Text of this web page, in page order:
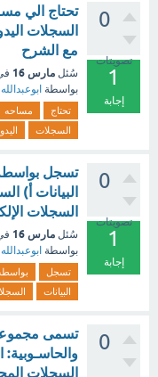
0
تصويتات
1
إجابة
تحتاج الي
السجلات
مع الشرح
سُئل مارس 16
بواسطة ابوعبدالله
تحتاج مساحه
السجلات
0
تصويتات
1
إجابة
تسجل
البيانات أ)
السجلات
سُئل مارس 16
بواسطة ابوعبدالله
تسجل
البيانات
0
تسمى
والحاسـوبية:
السجلات